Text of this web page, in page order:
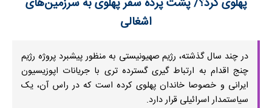
اشغالی
در چند سال گذشته، رژیم صهیونیستی به منظور پیشبرد پروژه رژیم
چنج اقدام به ارتباط گیری گسترده تری با جریانات اپوزیسیون
ایرانی و خصوصا خاندان پهلوی کرده است که در راس آن، یک
سیاستمدار اسرائیلی قرار دارد.